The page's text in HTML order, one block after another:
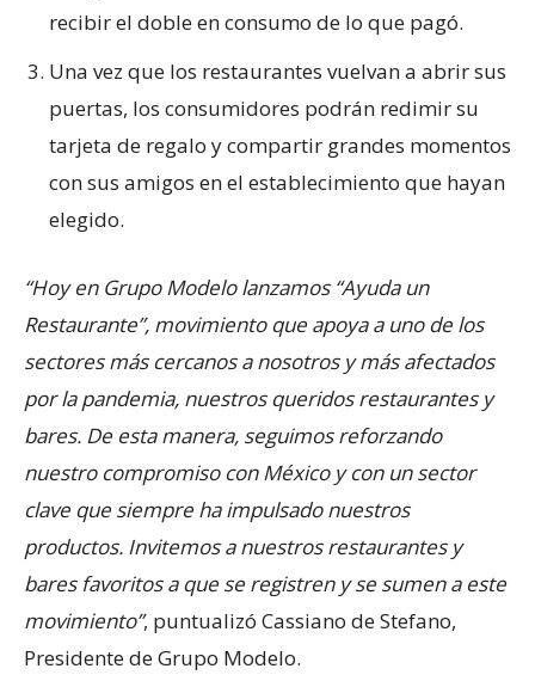
recibir el doble en consumo de lo que pagó.
Una vez que los restaurantes vuelvan a abrir sus
puertas, los consumidores podrán redimir su
tarjeta de regalo y compartir grandes momentos
con sus amigos en el establecimiento que hayan
elegido.
“Hoy en Grupo Modelo lanzamos “Ayuda un
Restaurante”, movimiento que apoya a uno de los
sectores más cercanos a nosotros y más afectados
por la pandemia, nuestros queridos restaurantes y
bares. De esta manera, seguimos reforzando
nuestro compromiso con México y con un sector
clave que siempre ha impulsado nuestros
productos. Invitemos a nuestros restaurantes y
bares favoritos a que se registren y se sumen a este
movimiento”, puntualizó Cassiano de Stefano,
Presidente de Grupo Modelo.